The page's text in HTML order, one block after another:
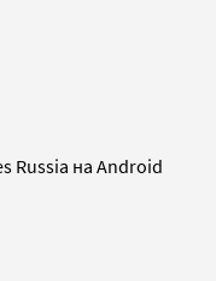
Russia на Android